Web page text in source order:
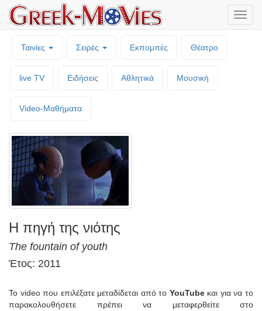
Ταινίες Σειρές Εκπομπές Θέατρο
live TV Ειδήσεις Αθλητικά Μουσική
Video-Mαθήματα
Η πηγή της νιότης
The fountain of youth
Έτος: 2011
Το video που επιλέξατε μεταδίδεται από το YouTubeκαι για να το
παρακολουθήσετε πρέπει να μεταφερθείτε στο